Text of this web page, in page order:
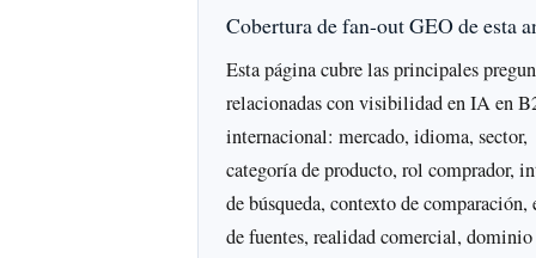
Cobertura de fan-out GEO de esta
Esta página cubre las principales
relacionadas con visibilidad en IA en
internacional: mercado, idioma, sector,
categoría de producto, rol comprador,
de búsqueda, contexto de comparación,
de fuentes, realidad comercial, dominio